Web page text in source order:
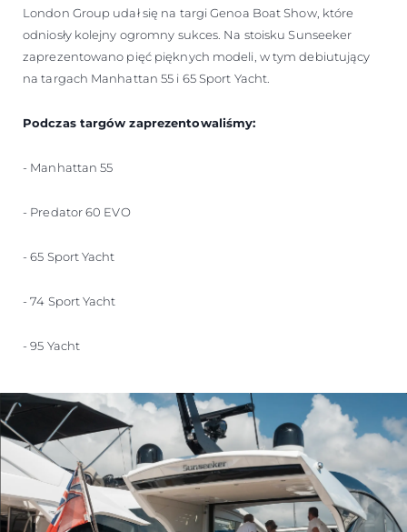
London Group udał się na targi Genoa Boat Show, które
odniosły kolejny ogromny sukces. Na stoisku Sunseeker
zaprezentowano pięć pięknych modeli, w tym debiutujący
na targach Manhattan 55 i 65 Sport Yacht.
Podczas targów zaprezentowaliśmy:
- Manhattan 55
- Predator 60 EVO
- 65 Sport Yacht
- 74 Sport Yacht
- 95 Yacht